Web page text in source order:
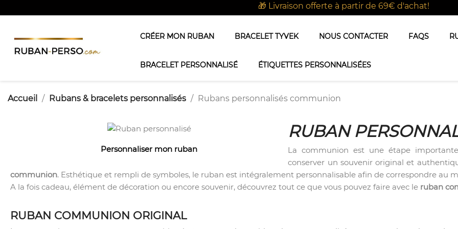
🎁 Livraison offerte à partir de 69€ d'achat!
CRÉER MON RUBAN BRACELET TYVEK NOUS CONTACTER FAQS
BRACELET PERSONNALISÉ ÉTIQUETTES PERSONNALISÉES
Accueil Rubans & bracelets personnalisés Rubans personnalisés communion
Personnaliser mon ruban
RUBAN
La communion est une étape
conserver un souvenir original et
communion. Esthétique et rempli de symboles, le ruban est intégralement personnalisable afin de correspondre au
A la fois cadeau, élément de décoration ou encore souvenir, découvrez tout ce que vous pouvez faire avec le ruban
RUBAN COMMUNION ORIGINAL